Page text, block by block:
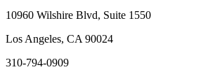
10960 Wilshire Blvd, Suite 1550
Los Angeles, CA 90024
310-794-0909